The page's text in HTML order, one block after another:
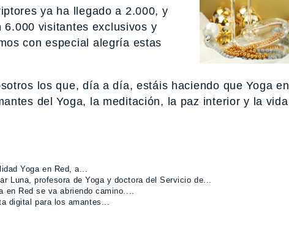
ya ha llegado a 2.000, y
visitantes exclusivos y
con especial alegría estas
los que, día a día, estáis haciendo que Yoga en
del Yoga, la meditación, la paz interior y la vida
Yoga en Red, a...
Luna, profesora de Yoga y doctora del Servicio de...
en Red se va abriendo camino....
digital para los amantes...